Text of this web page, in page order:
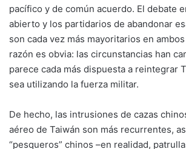
pacífico y de común acuerdo. El debate
abierto y los partidarios de abandonar
son cada vez más mayoritarios en
razón es obvia: las circunstancias han
parece cada más dispuesta a reintegrar
sea utilizando la fuerza militar.
De hecho, las intrusiones de cazas
aéreo de Taiwán son más recurrentes,
“pesqueros” chinos –en realidad,